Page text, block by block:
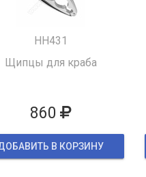
HH431
Щипцы для краба
860
В КОРЗИНУ